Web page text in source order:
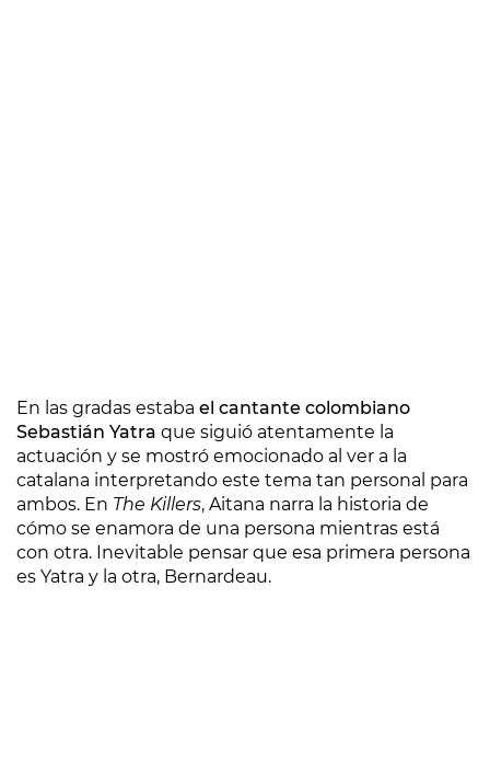
En las gradas estaba el cantante colombiano
Sebastián Yatra que siguió atentamente la
actuación y se mostró emocionado al ver a la
catalana interpretando este tema tan personal para
ambos. En The Killers, Aitana narra la historia de
cómo se enamora de una persona mientras está
con otra. Inevitable pensar que esa primera persona
es Yatra y la otra, Bernardeau.